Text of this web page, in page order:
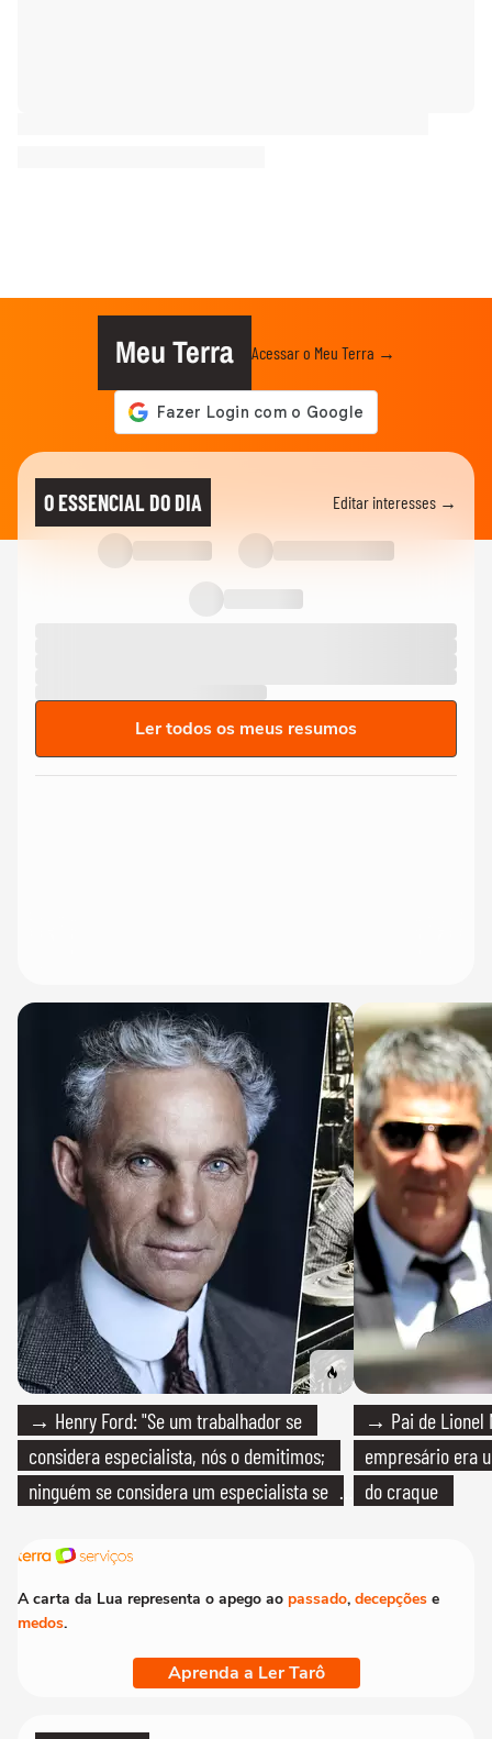
Meu Terra Acessar o Meu Terra →
O ESSENCIAL DO DIA Editar interesses →
Ler todos os meus resumos
→ Henry Ford: "Se um trabalhador se
considera especialista, nós o demitimos;
ninguém se considera um especialista se
→ Pai de Lionel
empresário era
do craque
A carta da Lua representa o apego ao passado, decepções e
medos.
Aprenda a Ler Tarô